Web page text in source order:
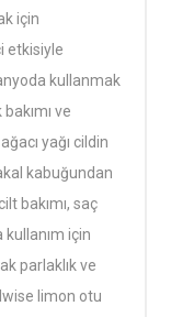
için
etkisiyle
kullanmak
ve
yağı cildin
kabuğundan
bakımı, saç
kullanım için
parlaklık ve
limon otu